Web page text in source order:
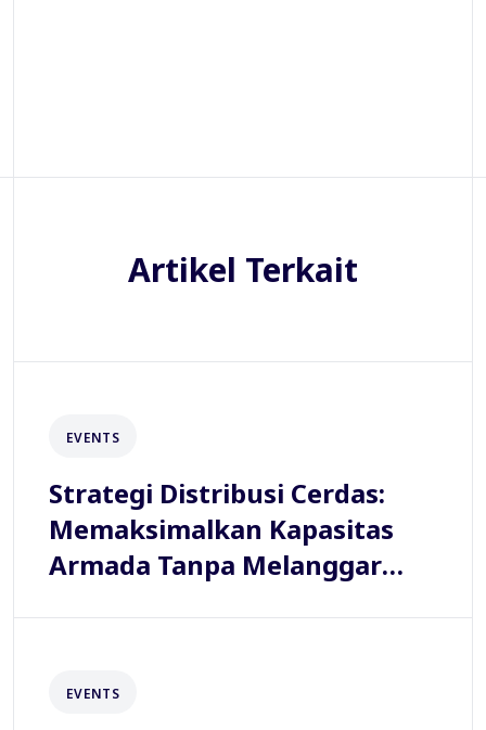
Artikel Terkait
EVENTS
Strategi Distribusi Cerdas:
Memaksimalkan Kapasitas
Armada Tanpa Melanggar
EVENTS